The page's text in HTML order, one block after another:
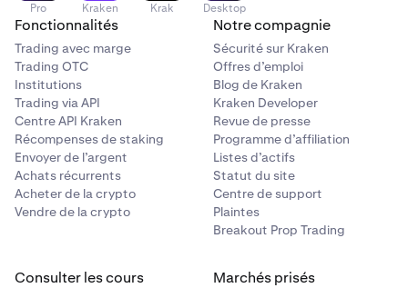
Pro Kraken Krak Desktop
Fonctionnalités
Trading avec marge
Trading OTC
Institutions
Trading via API
Centre API Kraken
Récompenses de staking
Envoyer de l’argent
Achats récurrents
Acheter de la crypto
Vendre de la crypto
Notre compagnie
Sécurité sur Kraken
Offres d’emploi
Blog de Kraken
Kraken Developer
Revue de presse
Programme d’affiliation
Listes d’actifs
Statut du site
Centre de support
Plaintes
Breakout Prop Trading
Consulter les cours Marchés prisés